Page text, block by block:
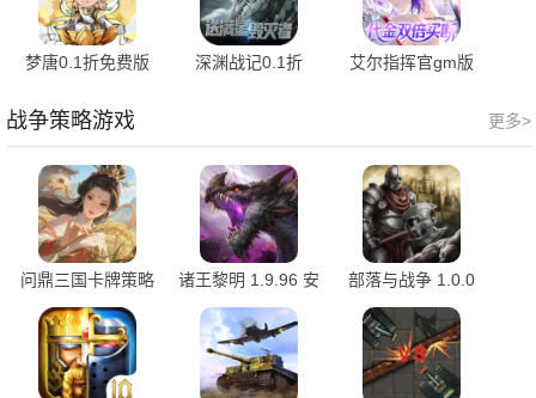
梦唐0.1折免费版
深渊战记0.1折
艾尔指挥官gm版
更多>
战争策略游戏
问鼎三国卡牌策略
游戏 1.1.4 安卓版
诸王黎明 1.9.96 安
卓版
部落与战争 1.0.0
安卓版